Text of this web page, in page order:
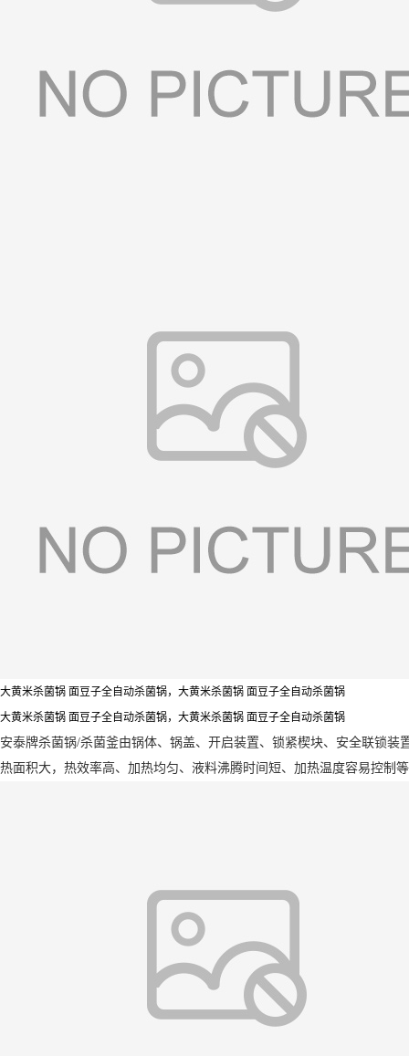
大黄米杀菌锅 面豆子全自动杀菌锅，大黄米杀菌锅 面豆子全自动杀菌锅
大黄米杀菌锅 面豆子全自动杀菌锅，大黄米杀菌锅 面豆子全自动杀菌锅
安泰牌杀菌锅/杀菌釜由锅体、锅盖、开启装置、锁紧楔块、安全联锁
热面积大，热效率高、加热均匀、液料沸腾时间短、加热温度容易控制